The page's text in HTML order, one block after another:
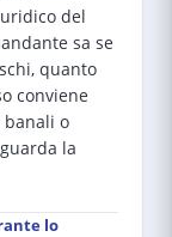
del
sa se
quanto
conviene
banali o
la
lo